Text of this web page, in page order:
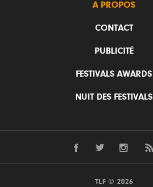
A PROPOS
CONTACT
PUBLICITÉ
FESTIVALS AWARDS
NUIT DES FESTIVALS
TLF © 2026